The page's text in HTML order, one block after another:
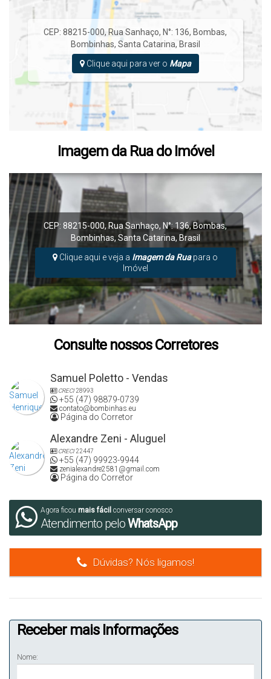
CEP: 88215-000, Rua Sanhaço, N°: 136, Bombas,
Bombinhas, Santa Catarina, Brasil
Clique aqui para ver o Mapa
Imagem da Rua do Imóvel
CEP: 88215-000,Rua Sanhaço, N°:136,Bombas,
Bombinhas, Santa Catarina, Brasil
Clique aqui e veja a Imagem da Ruapara o
Imóvel
Consulte nossos Corretores
Samuel Poletto - Vendas
CRECI28993
+55 (47) 98879-0739
contato@bombinhas.eu
Página do Corretor
Alexandre Zeni - Aluguel
CRECI22447
+55 (47) 99923-9944
zenialexandre2581@gmail.com
Página do Corretor
Agora ficou mais fácil conversar conosco
Atendimento peloWhatsApp
Dúvidas? Nós ligamos!
Receber mais Informações
Nome: